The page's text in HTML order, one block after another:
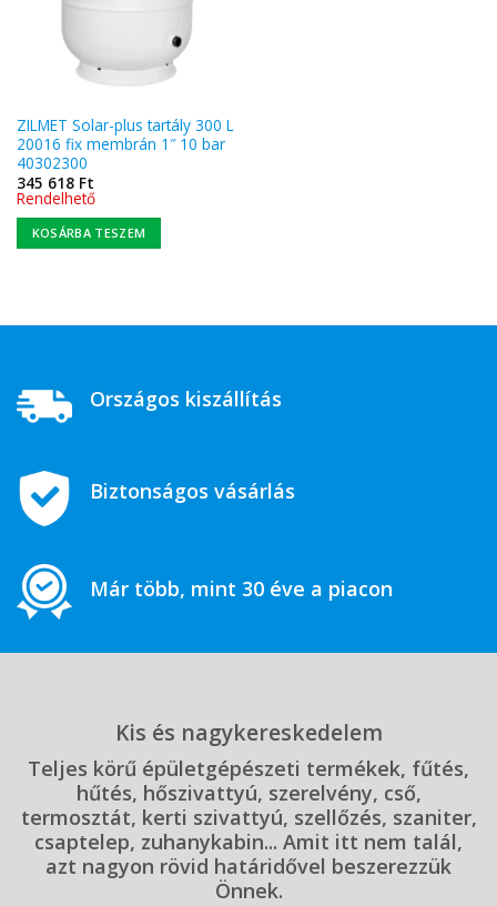
ZILMET Solar-plus tartály 300 L
20016 fix membrán 1″ 10 bar
40302300
345 618 Ft
Rendelhető
KOSÁRBA TESZEM
Országos kiszállítás
Biztonságos vásárlás
Már több, mint 30 éve a piacon
Kis és nagykereskedelem
Teljes körű épületgépészeti termékek, fűtés,
hűtés, hőszivattyú, szerelvény, cső,
termosztát, kerti szivattyú, szellőzés, szaniter,
csaptelep, zuhanykabin... Amit itt nem talál,
azt nagyon rövid határidővel beszerezzük
Önnek.